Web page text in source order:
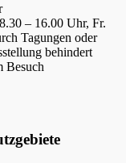
– 16.00 Uhr, Fr.
Tagungen oder
behindert
Besuch